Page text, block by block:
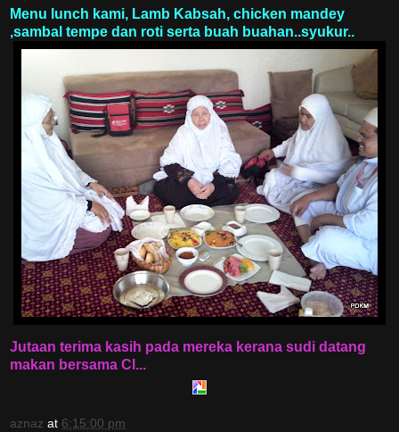
Menu lunch kami, Lamb Kabsah, chicken mandey
,sambal tempe dan roti serta buah buahan..syukur..
Jutaan terima kasih pada mereka kerana sudi datang
makan bersama Cl...
aznaz at 6:15:00 pm